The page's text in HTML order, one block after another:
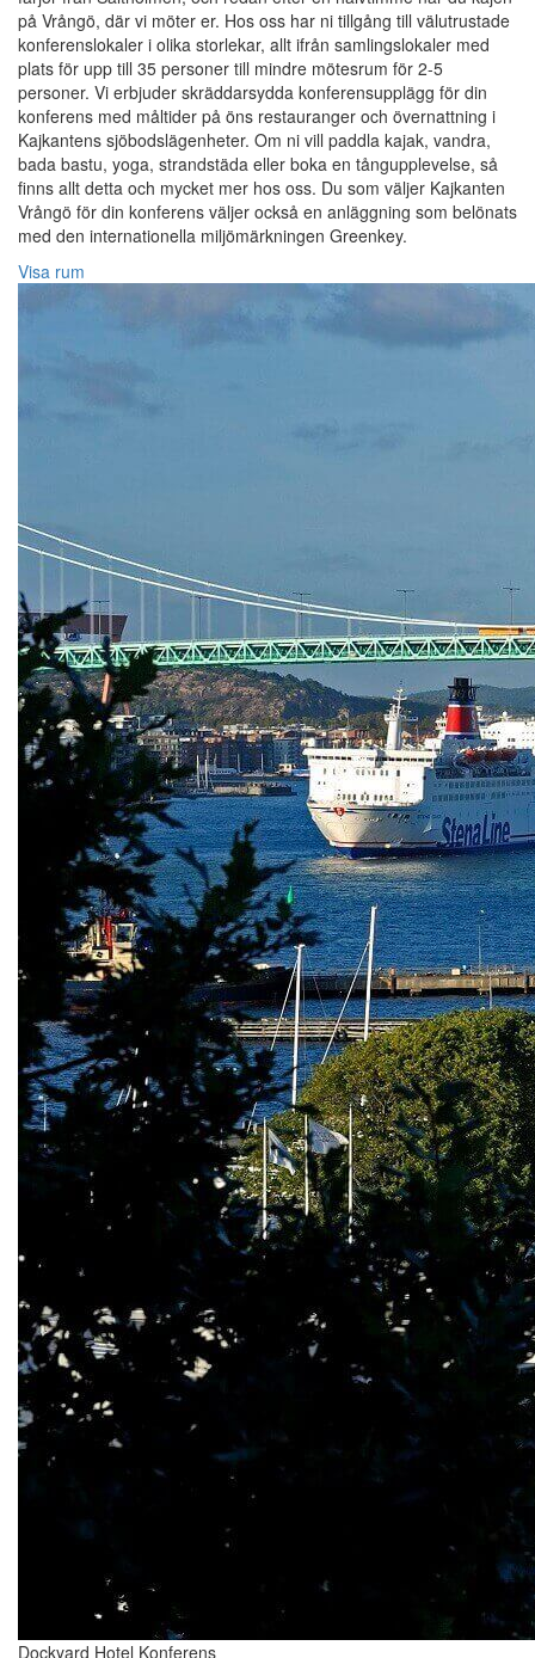
på Vrångö, där vi möter er. Hos oss har ni tillgång till välutrustade
konferenslokaler i olika storlekar, allt ifrån samlingslokaler med
plats för upp till 35 personer till mindre mötesrum för 2-5
personer. Vi erbjuder skräddarsydda konferensupplägg för din
konferens med måltider på öns restauranger och övernattning i
Kajkantens sjöbodslägenheter. Om ni vill paddla kajak, vandra,
bada bastu, yoga, strandstäda eller boka en tångupplevelse, så
finns allt detta och mycket mer hos oss. Du som väljer Kajkanten
Vrångö för din konferens väljer också en anläggning som belönats
med den internationella miljömärkningen Greenkey.
Visa rum
Dockyard Hotel Konferens